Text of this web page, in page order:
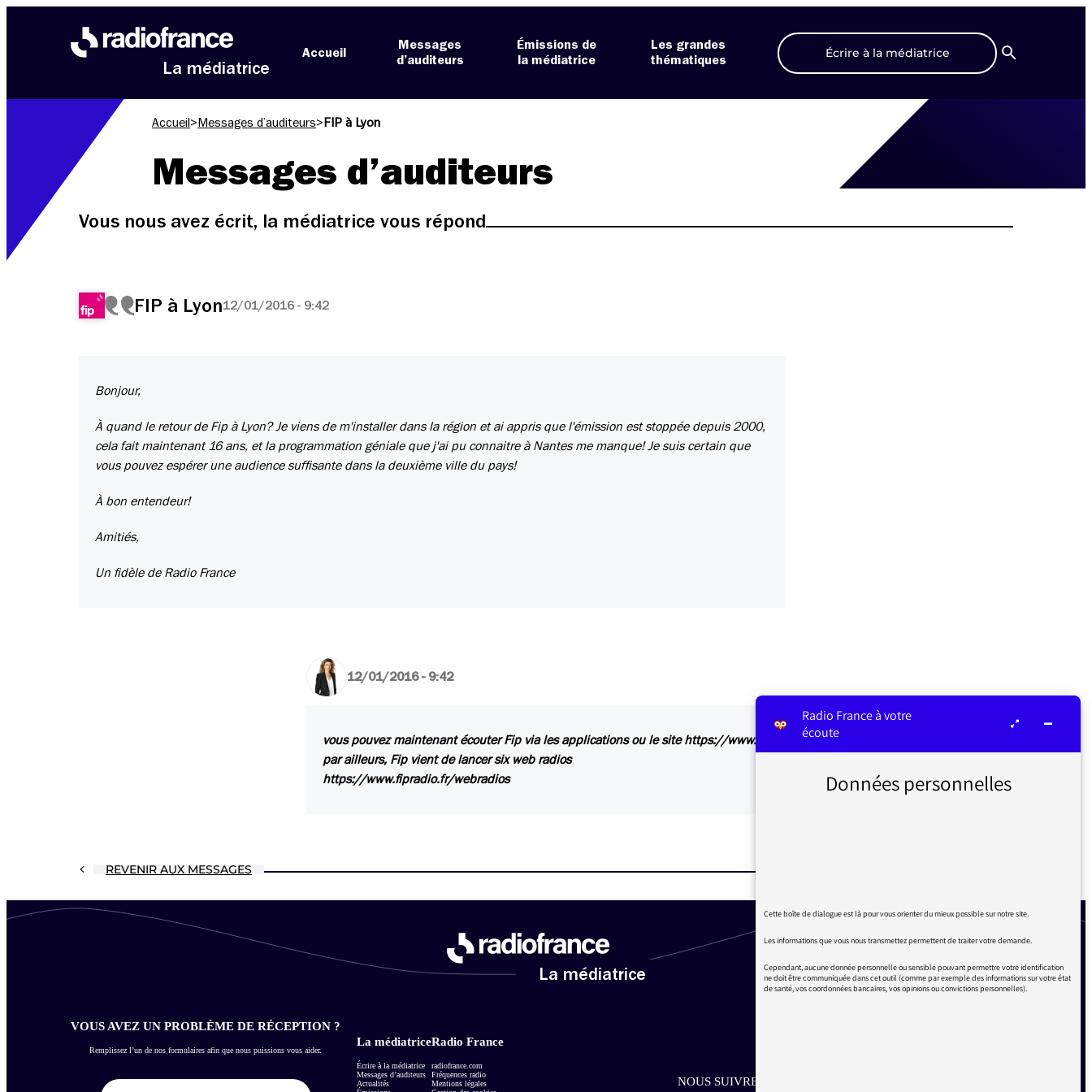
La médiatrice
Accueil
Messages
d’auditeurs
Émissions de
la médiatrice
Les grandes
thématiques
Écrire à la médiatrice
Recherche
Accueil > Messages d’auditeurs> FIP à Lyon
Messages d’auditeurs
Vous nous avez écrit, la médiatrice vous répond
FIP à Lyon12/01/2016 - 9:42
Bonjour,
À quand le retour de Fip à Lyon? Je viens de m'installer dans la région et ai appris que l'émission est stoppée depuis 2000,
cela fait maintenant 16 ans, et la programmation géniale que j'ai pu connaitre à Nantes me manque! Je suis certain que
vous pouvez espérer une audience suffisante dans la deuxième ville du pays!
À bon entendeur!
Amitiés,
Un fidèle de Radio France
12/01/2016 - 9:42
vous pouvez maintenant écouter Fip via les applications ou le site https://www.fipradio.fr/player
par ailleurs, Fip vient de lancer six web radios
https://www.fipradio.fr/webradios
REVENIR AUX MESSAGES
La médiatrice
VOUS AVEZ UN PROBLÈME DE RÉCEPTION ?
Remplissez l’un de nos formulaires afin que nous puissions vous aider.
La médiatrice
Écrire à la médiatrice
Messages d’auditeurs
Actualités
Radio France
radiofrance.com
Fréquences radio
Mentions légales
NOUS SUIVRE SUR LES RÉSEAUX
Radio France à votre
écoute
Données personnelles
Cette boîte de dialogue est là pour vous orienter du mieux possible sur notre site.
Les informations que vous nous transmettez permettent de traiter votre demande.
Cependant, aucune donnée personnelle ou sensible pouvant permettre votre identification
ne doit être communiquée dans cet outil (comme par exemple des informations sur votre état
de santé, vos coordonnées bancaires, vos opinions ou convictions personnelles).